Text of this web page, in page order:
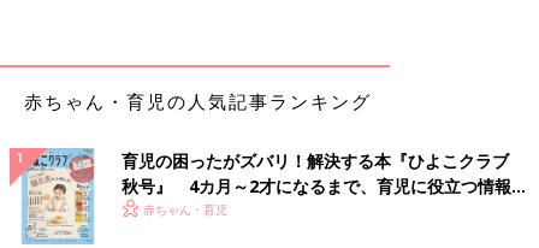
赤ちゃん・育児の人気記事ランキング
育児の困ったがズバリ！解決する本『ひよこクラブ
秋号』 4カ月～2才になるまで、育児に役立つ情報が
いっぱい！
赤ちゃん・育児